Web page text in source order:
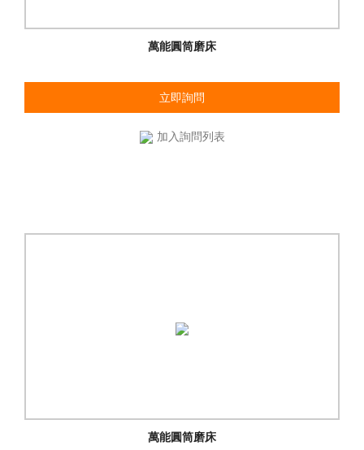
萬能圓筒磨床
立即詢問
加入詢問列表
萬能圓筒磨床